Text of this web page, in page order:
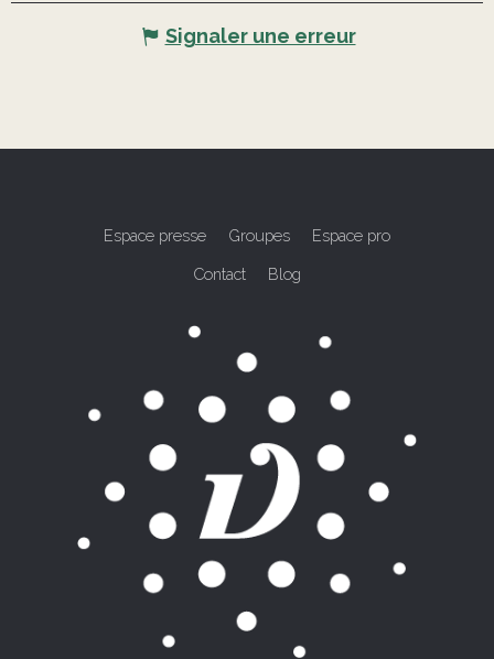
Signaler une erreur
Espace presse Groupes Espace pro
Contact Blog